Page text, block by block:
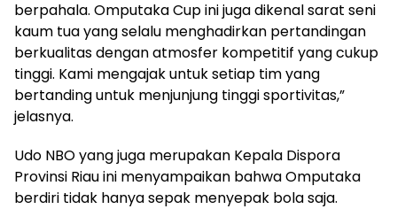
berpahala. Omputaka Cup ini juga dikenal sarat seni
kaum tua yang selalu menghadirkan pertandingan
berkualitas dengan atmosfer kompetitif yang cukup
tinggi. Kami mengajak untuk setiap tim yang
bertanding untuk menjunjung tinggi sportivitas,”
jelasnya.
Udo NBO yang juga merupakan Kepala Dispora
Provinsi Riau ini menyampaikan bahwa Omputaka
berdiri tidak hanya sepak menyepak bola saja.